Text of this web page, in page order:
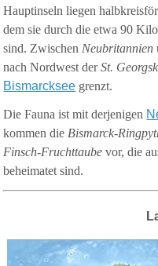
Hauptinseln liegen
dem sie durch die etwa 90
sind. ZwischenNeubritannien
nach Nordwest derSt.
Bismarcksee grenzt.
Die Fauna ist mit derjenigen
kommen dieBismarck-
Finsch-Fruchttaubevor, die
beheimatet sind.